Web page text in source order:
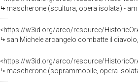
mascherone (scultura, opera isolata) -
<https://w3id.org/arco/resource/
san Michele arcangelo combatte il
<https://w3id.org/arco/resource/
mascherone (soprammobile, opera